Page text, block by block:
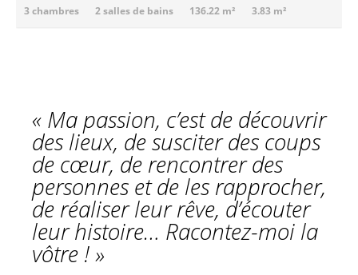
3 chambres 2 salles de bains 136.22 m² 3.83 m²
« Ma passion, c’est de découvrir
des lieux, de susciter des coups
de cœur, de rencontrer des
personnes et de les rapprocher,
de réaliser leur rêve, d’écouter
leur histoire… Racontez-moi la
vôtre ! »